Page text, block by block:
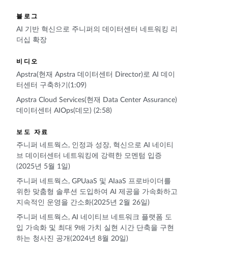
블로그
AI 기반 혁신으로 주니퍼의 데이터센터 네트워킹 리
더십 확장
비디오
Apstra(현재 Apstra 데이터센터 Director)로 AI 데이
터센터 구축하기(1:09)
Apstra Cloud Services(현재 Data Center Assurance)
데이터센터 AIOps(데모) (2:58)
보도 자료
주니퍼 네트웍스, 인정과 성장, 혁신으로 AI 네이티
브 데이터센터 네트워킹에 강력한 모멘텀 입증
(2025년 5월 1일)
주니퍼 네트웍스, GPUaaS 및 AIaaS 프로바이더를
위한 맞춤형 솔루션 도입하여 AI 제공을 가속화하고
지속적인 운영을 간소화(2025년 2월 26일)
주니퍼 네트웍스, AI 네이티브 네트워크 플랫폼 도
입 가속화 및 최대 9배 가치 실현 시간 단축을 구현
하는 청사진 공개(2024년 8월 20일)